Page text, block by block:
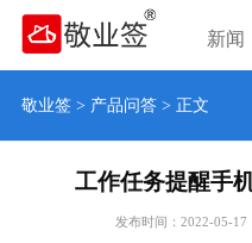
新闻
敬业签> 产品问答> 正文
工作任务提醒手
发布时间：2022-05-17